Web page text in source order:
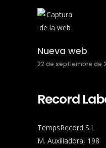
Nueva web
22 de septiembre de
Record
TempsRecord S.L
M. Auxiliadora, 198